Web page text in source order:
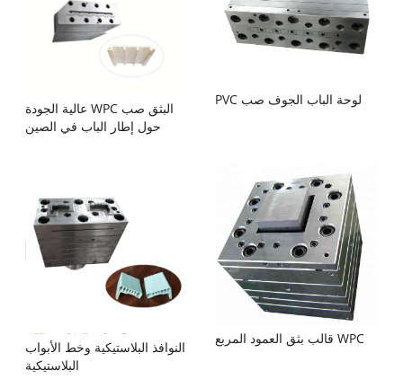
عالية الجودة WPC البثق صب
حول إطار الباب في الصين
PVC لوحة الباب الجوف صب
النوافذ البلاستيكية وخط الأبواب
البلاستيكية
قالب بثق العمود المربع WPC